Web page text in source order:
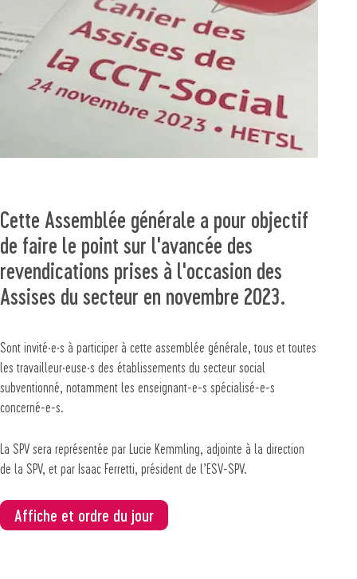
Cette Assemblée générale a pour objectif
de faire le point sur l'avancée des
revendications prises à l'occasion des
Assises du secteur en novembre 2023.
Sont invité·e·s à participer à cette assemblée générale, tous et toutes
les travailleur·euse·s des établissements du secteur social
subventionné, notamment les enseignant-e-s spécialisé-e-s
concerné-e-s.
La SPV sera représentée par Lucie Kemmling, adjointe à la direction
de la SPV, et par Isaac Ferretti, président de l’ESV-SPV.
Affiche et ordre du jour